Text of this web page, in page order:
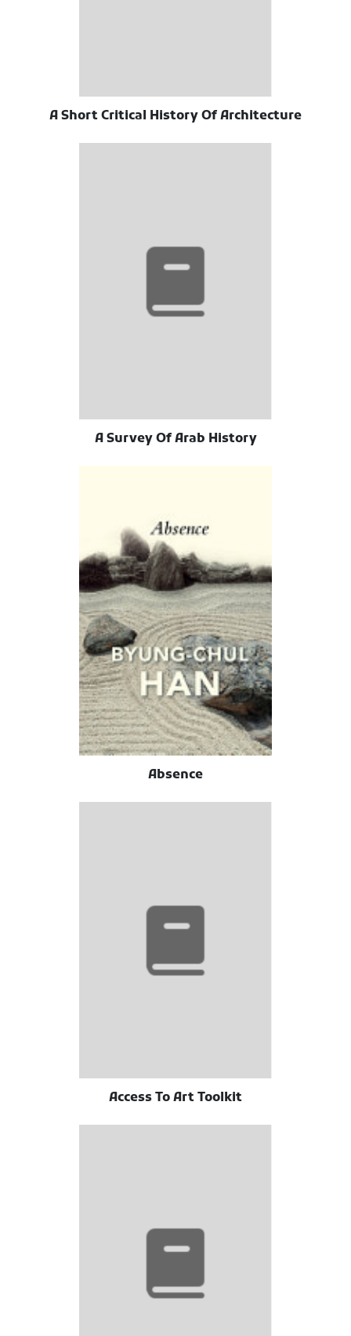
A Short Critical History Of Architecture
A Survey Of Arab History
Absence
Access To Art Toolkit